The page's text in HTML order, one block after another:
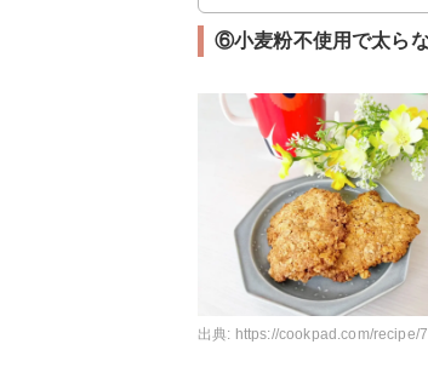
⑥小麦粉不使用で太ら
出典: https://cookpad.com/recipe/